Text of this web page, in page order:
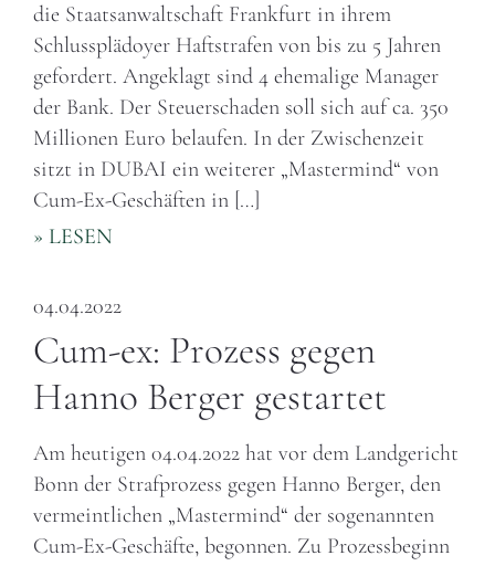
die Staatsanwaltschaft Frankfurt in ihrem
Schlussplädoyer Haftstrafen von bis zu 5 Jahren
gefordert. Angeklagt sind 4 ehemalige Manager
der Bank. Der Steuerschaden soll sich auf ca. 350
Millionen Euro belaufen. In der Zwischenzeit
sitzt in DUBAI ein weiterer „Mastermind“ von
Cum-Ex-Geschäften in […]
» LESEN
04.04.2022
Cum-ex: Prozess gegen
Hanno Berger gestartet
Am heutigen 04.04.2022 hat vor dem Landgericht
Bonn der Strafprozess gegen Hanno Berger, den
vermeintlichen „Mastermind“ der sogenannten
Cum-Ex-Geschäfte, begonnen. Zu Prozessbeginn